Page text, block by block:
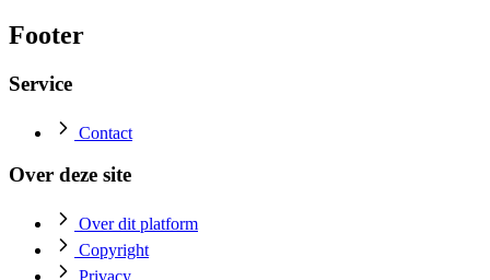
Footer
Service
Contact
Over deze site
Over dit platform
Copyright
Privacy